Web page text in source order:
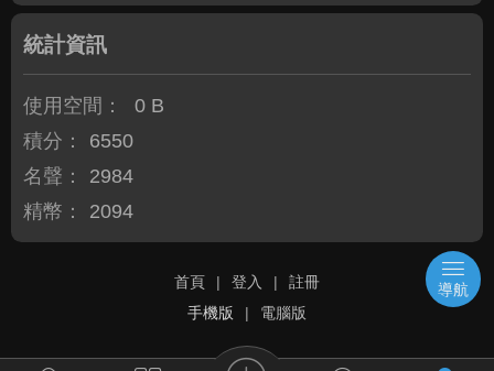
統計資訊
使用空間：
0 B
積分：
6550
名聲：
2984
精幣：
2094
首頁 | 登入 |
註冊
手機版
| 電腦版
導航